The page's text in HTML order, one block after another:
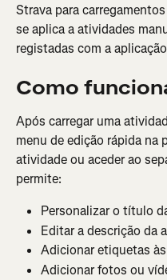
Strava para
se aplica a atividades
registadas com a
Como
Após carregar uma
menu de edição rápida na
atividade ou aceder ao
permite:
Personalizar o título
Editar a descrição da
Adicionar etiquetas
Adicionar fotos ou